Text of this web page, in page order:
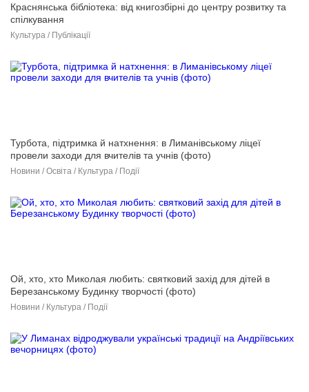
Краснянська бібліотека: від книгозбірні до центру розвитку та
спілкування
Культура / Публікації
Турбота, підтримка й натхнення: в Лиманівському ліцеї
провели заходи для вчителів та учнів (фото)
Новини / Освіта / Культура / Події
Ой, хто, хто Миколая любить: святковий захід для дітей в
Березанському Будинку творчості (фото)
Новини / Культура / Події